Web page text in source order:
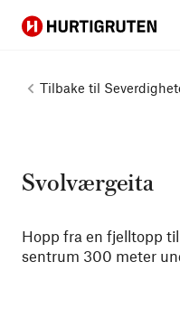
Hurtigruten
Tilbake til
Svolværgeita
Hopp fra en fjelltopp
sentrum 300 meter